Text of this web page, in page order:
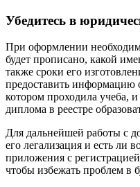
Убедитесь в
При оформлении
будет прописано, какой
также сроки его
предоставить информацию
котором проходила учеба,
диплома в реестре
Для дальнейшей работы с
его легализация и есть ли
приложения с
чтобы избежать проблем в